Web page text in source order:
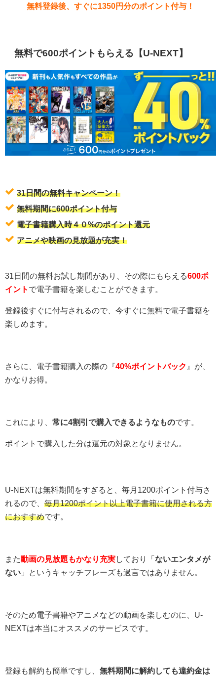
無料登録後、すぐに1350円分のポイント付与！
無料で600ポイントもらえる【U-NEXT】
31日間の無料キャンペーン！
無料期間に600ポイント付与
電子書籍購入時４０%のポイント還元
アニメや映画の見放題が充実！
31日間の無料お試し期間があり、その際にもらえる600ポ
イント で電子書籍を楽しむことができます。
登録後すぐに付与されるので、今すぐに無料で電子書籍を
楽しめます。
さらに、電子書籍購入の際の『40%ポイントバック 』が、
かなりお得。
これにより、 常に4割引で購入できるようなものです。
ポイントで購入した分は還元の対象となりません。
U-NEXTは無料期間をすぎると、毎月1200ポイント付与さ
れるので、 毎月1200ポイント以上電子書籍に使用される方
におすすめです。
また動画の見放題もかなり充実しており「 ないエンタメが
ない 」というキャッチフレーズも過言ではありません。
そのため電子書籍やアニメなどの動画を楽しむのに、U-
NEXTは本当にオススメのサービスです。
登録も解約も簡単ですし、 無料期間に解約しても違約金は